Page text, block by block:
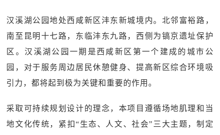
汉溪湖公园地处西咸新区沣东新城境内。北邻富裕路，
南至昆明十七路，东临沣东九路，西侧为镐京遗址保护
区。汉溪湖公园一期是西咸新区第一个建成的城市公
园，对于服务周边居民休憩健身、提高新区综合环境吸
引力，都将起到极为关键和重要的作用。
采取可持续规划设计的理念，本项目遵循场地肌理和当
地文化传统，紧扣“生态、人文、社会”三大主题，制定